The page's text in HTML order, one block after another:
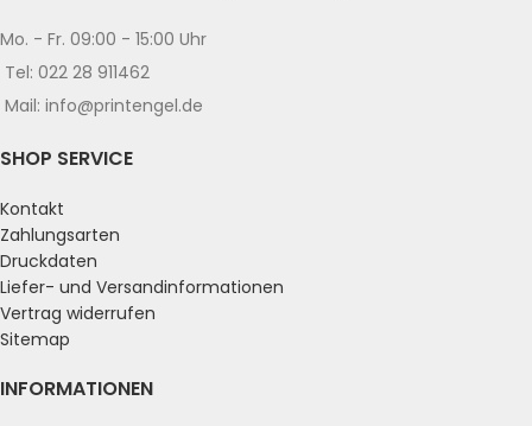
Mo. - Fr. 09:00 - 15:00 Uhr
Tel: 022 28 911462
Mail: info@printengel.de
SHOP SERVICE
Kontakt
Zahlungsarten
Druckdaten
Liefer- und Versandinformationen
Vertrag widerrufen
Sitemap
INFORMATIONEN